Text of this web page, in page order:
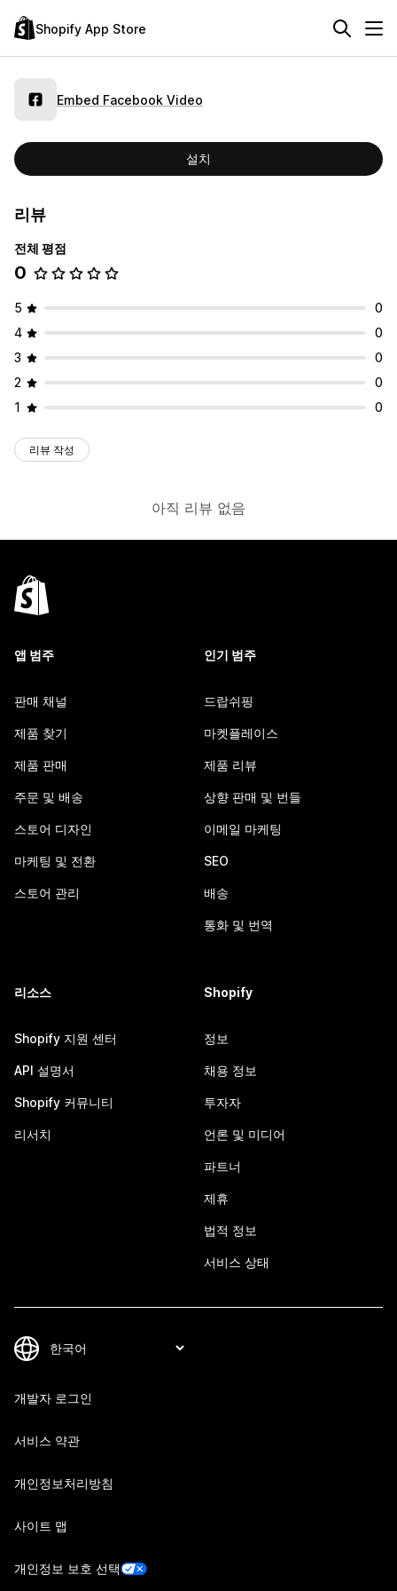
Shopify App Store
Embed Facebook Video
설치
리뷰
전체 평점
0
5
0
4
0
3
0
2
0
1
0
리뷰 작성
아직 리뷰 없음
앱 범주
판매 채널
제품 찾기
제품 판매
주문 및 배송
스토어 디자인
마케팅 및 전환
스토어 관리
인기 범주
드랍쉬핑
마켓플레이스
제품 리뷰
상향 판매 및 번들
이메일 마케팅
SEO
배송
통화 및 번역
리소스
Shopify 지원 센터
API 설명서
Shopify 커뮤니티
리서치
Shopify
정보
채용 정보
투자자
언론 및 미디어
파트너
제휴
법적 정보
서비스 상태
개발자 로그인
서비스 약관
개인정보처리방침
사이트 맵
개인정보 보호 선택